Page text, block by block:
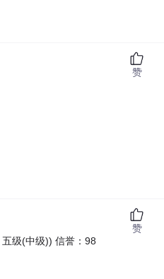
赞
级(中级)) 信誉：98
赞